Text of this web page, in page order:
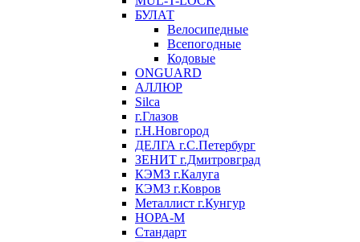
БУЛАТ
Велосипедные
Всепогодные
Кодовые
ONGUARD
АЛЛЮР
Silca
г.Глазов
г.Н.Новгород
ДЕЛГА г.С.Петербург
ЗЕНИТ г.Дмитровград
КЭМЗ г.Калуга
КЭМЗ г.Ковров
Металлист г.Кунгур
НОРА-М
Стандарт